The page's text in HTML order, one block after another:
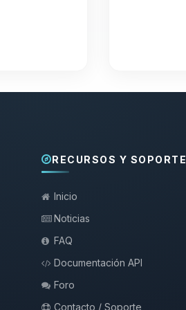
RECURSOS Y SOPORTE
Inicio
Noticias
FAQ
Documentación API
Foro
Contacto / Soporte